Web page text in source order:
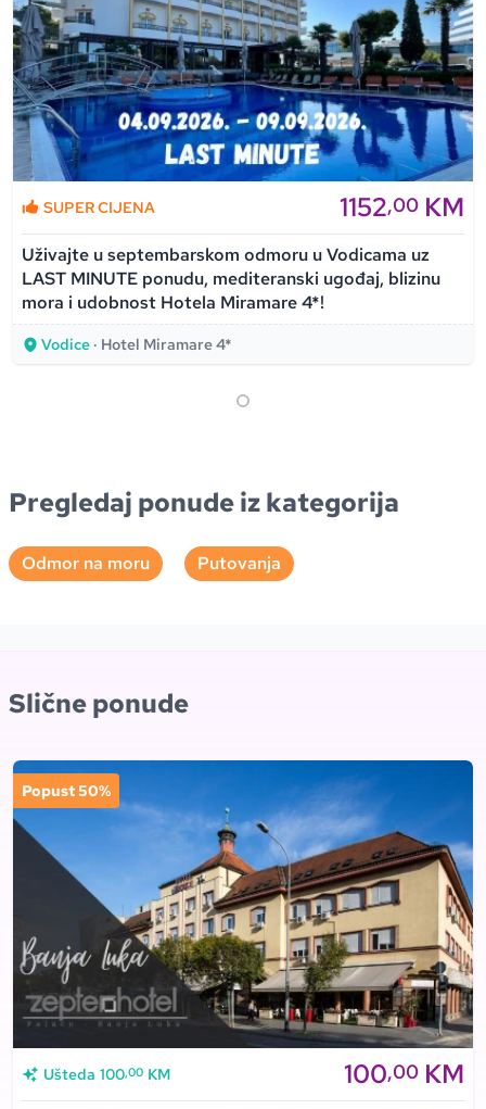
SUPER CIJENA 1152,00 KM
Uživajte u septembarskom odmoru u Vodicama uz
LAST MINUTE ponudu, mediteranski ugođaj, blizinu
mora i udobnost Hotela Miramare 4*!
Vodice · Hotel Miramare 4*
Pregledaj ponude iz kategorija
Odmor na moru Putovanja
Slične ponude
Popust 50%
Ušteda 100,00 KM 100,00 KM